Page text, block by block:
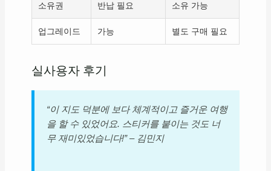
소유권 반납 필요 소유 가능
업그레이드 가능 별도 구매 필요
실사용자 후기
“이 지도 덕분에 보다 체계적이고 즐거운 여행
을 할 수 있었어요. 스티커를 붙이는 것도 너
무 재미있었습니다!” – 김민지